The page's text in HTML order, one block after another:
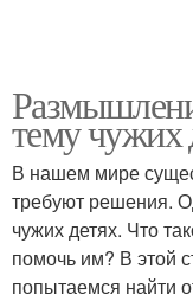
тему чужих
В нашем мире
требуют решения.
чужих детях. Что
помочь им? В этой
попытаемся найти